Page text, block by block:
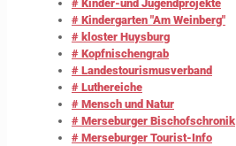
# Kinder-und Jugendprojekte
# Kindergarten "Am Weinberg"
# kloster Huysburg
# Kopfnischengrab
# Landestourismusverband
# Luthereiche
# Mensch und Natur
# Merseburger Bischofschronik
# Merseburger Tourist-Info